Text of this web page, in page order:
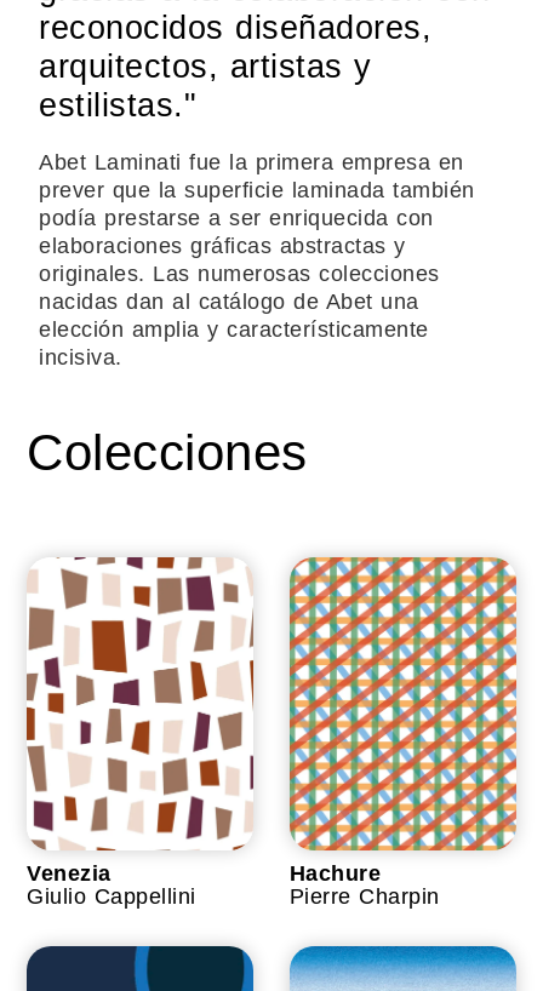
reconocidos diseñadores,
arquitectos, artistas y
estilistas."
Abet Laminati fue la primera empresa en
prever que la superficie laminada también
podía prestarse a ser enriquecida con
elaboraciones gráficas abstractas y
originales. Las numerosas colecciones
nacidas dan al catálogo de Abet una
elección amplia y característicamente
incisiva.
Colecciones
Venezia
Giulio Cappellini
Hachure
Pierre Charpin